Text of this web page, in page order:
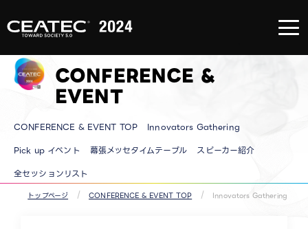
About
績
CONFERENCE &
EVENT
CONFERENCE & EVENT TOP
Innovators Gathering
Pick up イベント
幕張メッセタイムテーブル
スピーカー紹介
全セッションリスト
トップページ CONFERENCE & EVENT TOP Innovators Gathering